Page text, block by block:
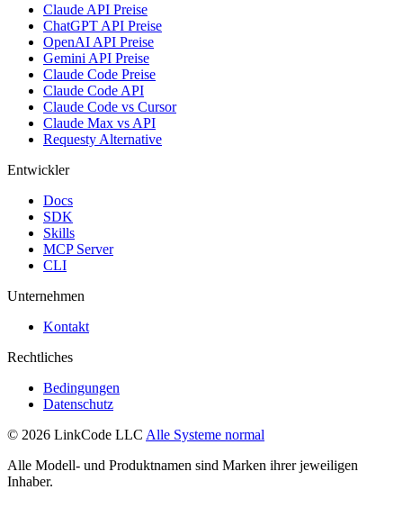
Claude API Preise
ChatGPT API Preise
OpenAI API Preise
Gemini API Preise
Claude Code Preise
Claude Code API
Claude Code vs Cursor
Claude Max vs API
Requesty Alternative
Entwickler
Docs
SDK
Skills
MCP Server
CLI
Unternehmen
Kontakt
Rechtliches
Bedingungen
Datenschutz
© 2026 LinkCode LLC Alle Systeme normal
Alle Modell- und Produktnamen sind Marken ihrer jeweiligen
Inhaber.